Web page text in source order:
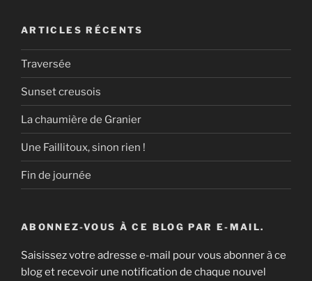
ARTICLES RÉCENTS
Traversée
Sunset creusois
La chaumière de Granier
Une Faillitoux, sinon rien !
Fin de journée
ABONNEZ-VOUS À CE BLOG PAR E-MAIL.
Saisissez votre adresse e-mail pour vous abonner à ce
blog et recevoir une notification de chaque nouvel